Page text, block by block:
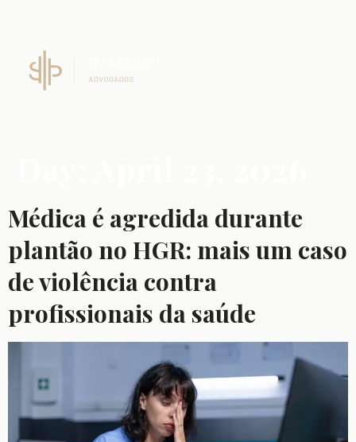
Médica é agredida durante
plantão no HGR: mais um caso
de violência contra
profissionais da saúde